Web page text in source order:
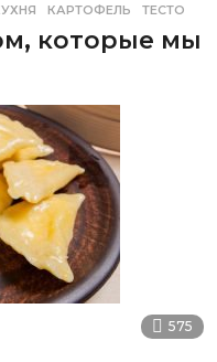
,КАРТОФЕЛЬ ,ТЕСТО
которые мы
575